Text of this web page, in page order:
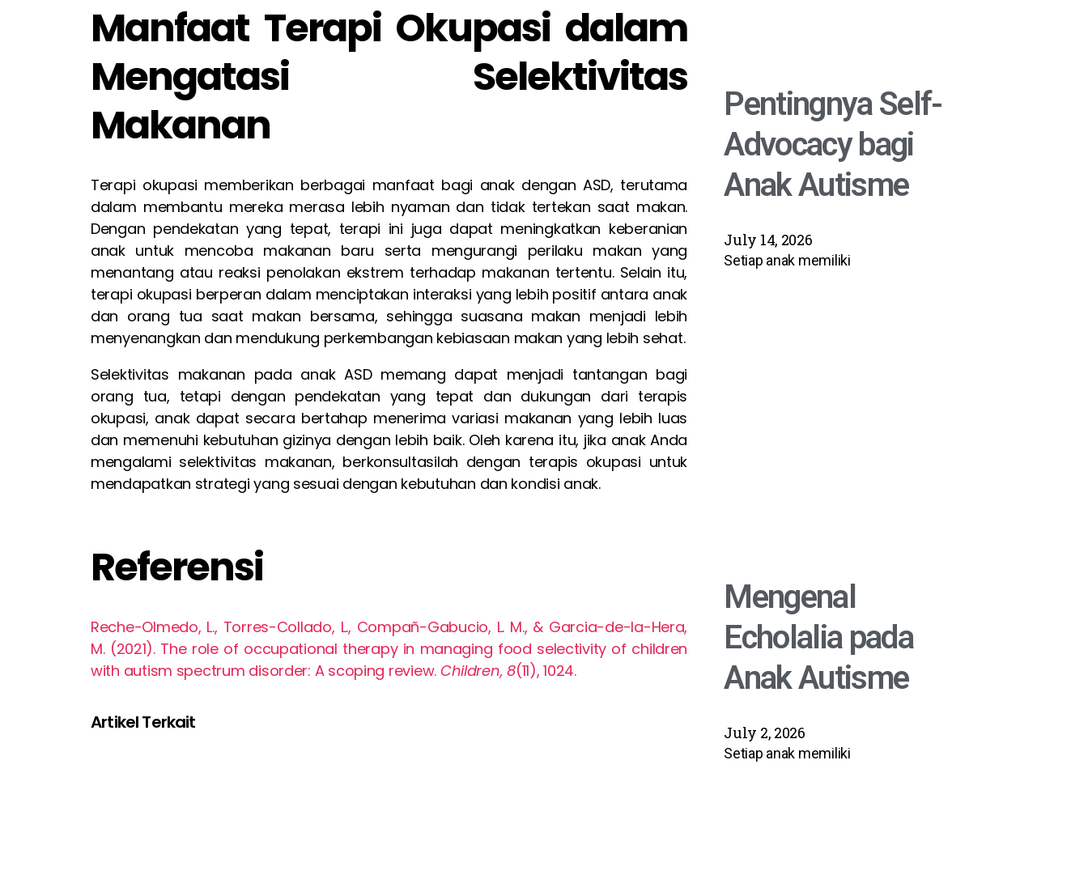
Manfaat Terapi Okupasi dalam
Mengatasi Selektivitas
Makanan
Terapi okupasi memberikan berbagai manfaat bagi anak dengan ASD, terutama
dalam membantu mereka merasa lebih nyaman dan tidak tertekan saat makan.
Dengan pendekatan yang tepat, terapi ini juga dapat meningkatkan keberanian
anak untuk mencoba makanan baru serta mengurangi perilaku makan yang
menantang atau reaksi penolakan ekstrem terhadap makanan tertentu. Selain itu,
terapi okupasi berperan dalam menciptakan interaksi yang lebih positif antara anak
dan orang tua saat makan bersama, sehingga suasana makan menjadi lebih
menyenangkan dan mendukung perkembangan kebiasaan makan yang lebih sehat.
Selektivitas makanan pada anak ASD memang dapat menjadi tantangan bagi
orang tua, tetapi dengan pendekatan yang tepat dan dukungan dari terapis
okupasi, anak dapat secara bertahap menerima variasi makanan yang lebih luas
dan memenuhi kebutuhan gizinya dengan lebih baik. Oleh karena itu, jika anak Anda
mengalami selektivitas makanan, berkonsultasilah dengan terapis okupasi untuk
mendapatkan strategi yang sesuai dengan kebutuhan dan kondisi anak.
Referensi
Reche-Olmedo, L., Torres-Collado, L., Compañ-Gabucio, L. M., & Garcia-de-la-Hera,
M. (2021). The role of occupational therapy in managing food selectivity of children
with autism spectrum disorder: A scoping review. Children, 8(11), 1024.
Artikel Terkait
Pentingnya Self-
Advocacy bagi
Anak Autisme
July 14, 2026
Setiap anak memiliki
Mengenal
Echolalia pada
Anak Autisme
July 2, 2026
Setiap anak memiliki